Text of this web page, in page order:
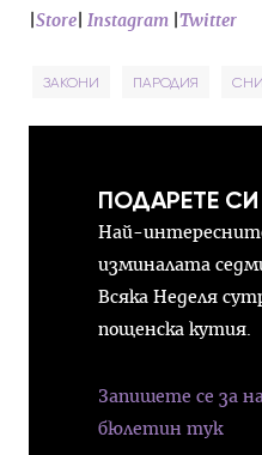
Store Instagram Twitter
ЗАКОНИ ПАРОДИЯ
ПОДАРЕТЕ
Най-
изминалата
Всяка Неделя
пощенска кутия.
Запишете се за
бюлетин тук